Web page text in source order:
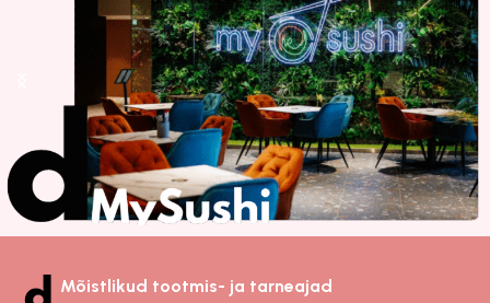
Mõistlikud tootmis- ja tarneajad